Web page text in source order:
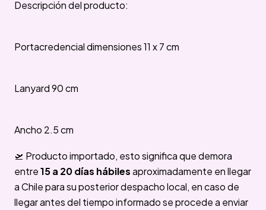
Descripción del producto:
Portacredencial dimensiones 11 x 7 cm
Lanyard 90 cm
Ancho 2.5 cm
🛫 Producto importado, esto significa que demora
entre15 a 20 días hábilesaproximadamente en llegar
a Chile para su posterior despacho local, en caso de
llegar antes del tiempo informado se procede a enviar